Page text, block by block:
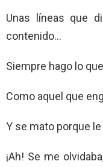
Unas líneas que
contenido…
Siempre hago lo
Como aquel que
Y se mato porque
¡Ah! Se me